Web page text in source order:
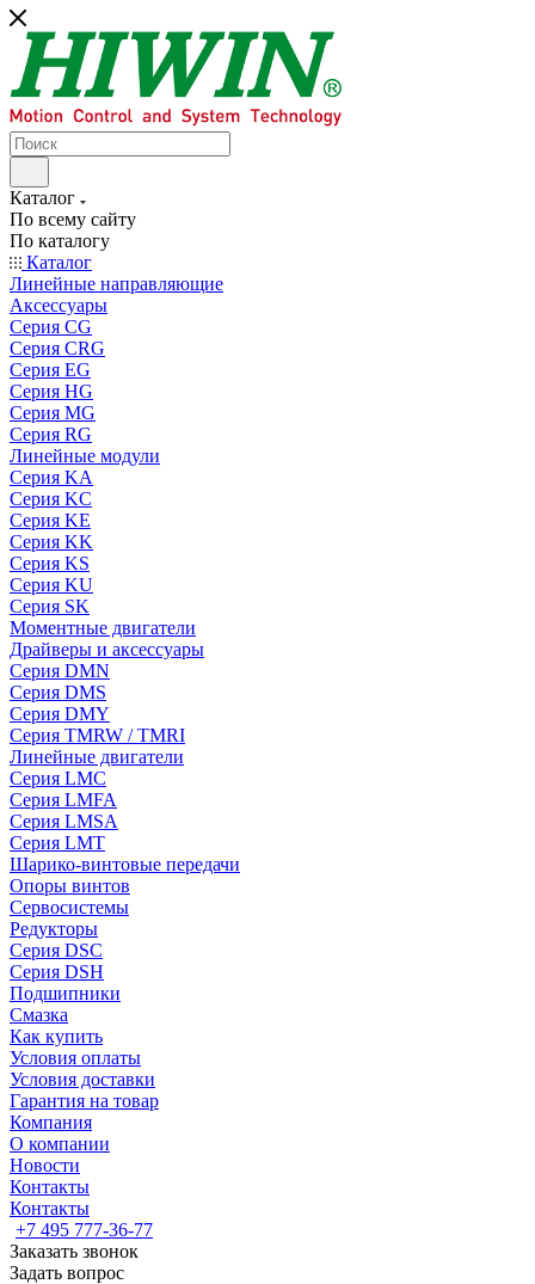
Каталог
По всему сайту
По каталогу
Каталог
Линейные направляющие
Аксессуары
Серия CG
Серия CRG
Серия EG
Серия HG
Серия MG
Серия RG
Линейные модули
Серия KA
Серия KC
Серия KE
Серия KK
Серия KS
Серия KU
Серия SK
Моментные двигатели
Драйверы и аксессуары
Серия DMN
Серия DMS
Серия DMY
Серия TMRW / TMRI
Линейные двигатели
Серия LMC
Серия LMFA
Серия LMSA
Серия LMT
Шарико-винтовые передачи
Опоры винтов
Сервосистемы
Редукторы
Серия DSC
Серия DSH
Подшипники
Смазка
Как купить
Условия оплаты
Условия доставки
Гарантия на товар
Компания
О компании
Новости
Контакты
Контакты
+7 495 777-36-77
Заказать звонок
Задать вопрос